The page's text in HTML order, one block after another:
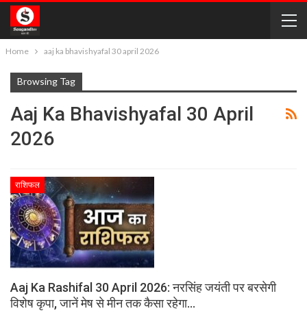
Home aaj ka bhavishyafal 30 april 2026
Browsing Tag
Aaj Ka Bhavishyafal 30 April
2026
राशिफल
Aaj Ka Rashifal 30 April 2026: नरसिंह जयंती पर बरसेगी
विशेष कृपा, जानें मेष से मीन तक कैसा रहेगा…